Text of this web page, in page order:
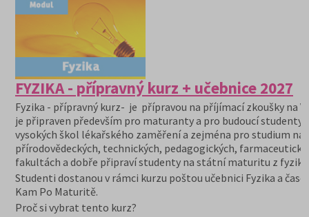
FYZIKA - přípravný kurz + učebnice 2027
Fyzika - přípravný kurz- je přípravou na příjímací zkoušky na
je připraven především pro maturanty a pro budoucí studenty
vysokých škol lékařského zaměření a zejména pro studium na
přírodovědeckých, technických, pedagogických,
fakultách a dobře připraví studenty na státní maturitu z fyziky.
Studenti dostanou v rámci kurzu poštou učebnici Fyzika a
Kam Po Maturitě.
Proč si vybrat tento kurz?